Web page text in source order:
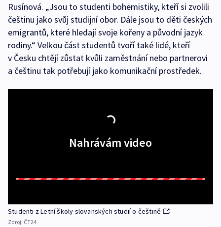
Rusínová. „Jsou to studenti bohemistiky, kteří si zvolili
češtinu jako svůj studijní obor. Dále jsou to děti českých
emigrantů, které hledají svoje kořeny a původní jazyk
rodiny.“ Velkou část studentů tvoří také lidé, kteří
v Česku chtějí zůstat kvůli zaměstnání nebo partnerovi
a češtinu tak potřebují jako komunikační prostředek.
Nahrávám video
Studenti z Letní školy slovanských studií o češtině
Zdroj: ČT24